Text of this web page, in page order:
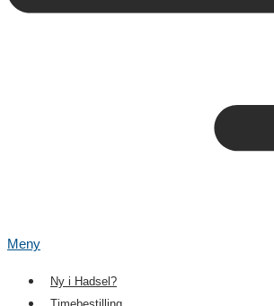
Meny
Ny i Hadsel?